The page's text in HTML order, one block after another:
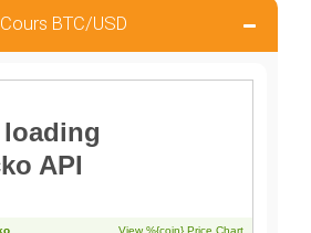
Cours BTC/USD